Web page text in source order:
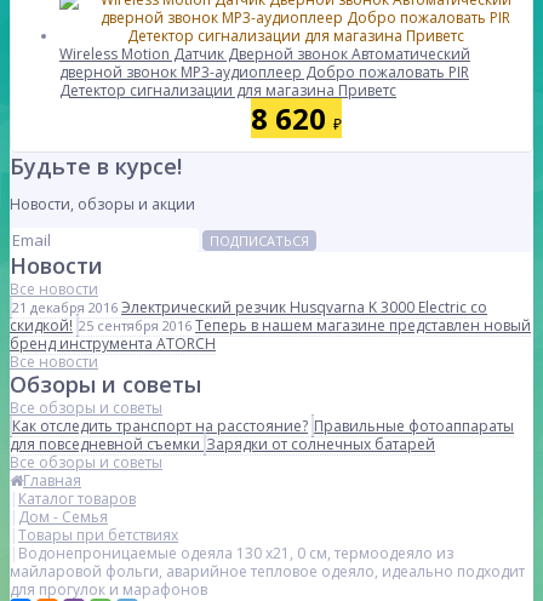
Wireless Motion Датчик Дверной звонок Автоматический
дверной звонок MP3-аудиоплеер Добро пожаловать PIR
Детектор сигнализации для магазина Приветс
8 620 ₽
Будьте в курсе!
Новости, обзоры и акции
ПОДПИСАТЬСЯ
Новости
Все новости
21 декабря 2016 Электрический резчик Husqvarna K 3000 Electric со
скидкой! 25 сентября 2016 Теперь в нашем магазине представлен новый
бренд инструмента ATORCH
Все новости
Обзоры и советы
Все обзоры и советы
Как отследить транспорт на расстояние? Правильные фотоаппараты
для повседневной съемкиЗарядки от солнечных батарей
Все обзоры и советы
Главная
Каталог товаров
Дом - Семья
Товары при бетствиях
Водонепроницаемые одеяла 130 х21, 0 см, термоодеяло из
майларовой фольги, аварийное тепловое одеяло, идеально подходит
для прогулок и марафонов